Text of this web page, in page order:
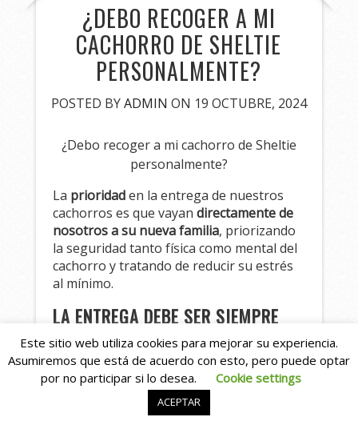
¿DEBO RECOGER A MI
CACHORRO DE SHELTIE
PERSONALMENTE?
POSTED BYADMIN ON 19 OCTUBRE, 2024
¿Debo recoger a mi cachorro de Sheltie
personalmente?
La prioridaden la entrega de nuestros
cachorros es que vayandirectamente de
nosotros a su nueva familia, priorizando
la seguridad tanto física como mental del
cachorro y tratando de reducir su estrés
al mínimo.
LA ENTREGA DEBE SER SIEMPRE
PERSONALMENTE.
La entrega se llevará a cabo en nuestro
domicilio. Si el viaje por parte de la familia
no es posible, en algunos casos nosotros
Este sitio web utiliza cookies para mejorar su experiencia.
Asumiremos que está de acuerdo con esto, pero puede optar
por no participar si lo desea.
Cookie settings
ACEPTAR